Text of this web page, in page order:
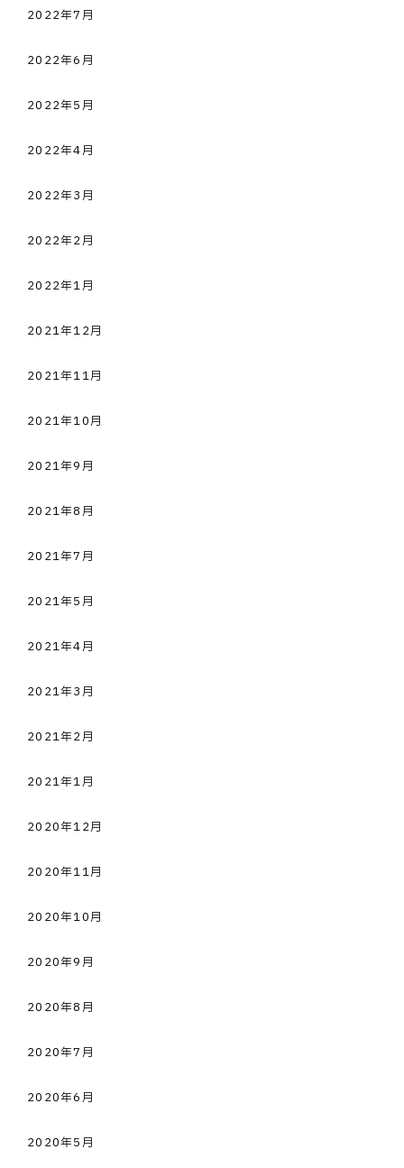
2022年7月
2022年6月
2022年5月
2022年4月
2022年3月
2022年2月
2022年1月
2021年12月
2021年11月
2021年10月
2021年9月
2021年8月
2021年7月
2021年5月
2021年4月
2021年3月
2021年2月
2021年1月
2020年12月
2020年11月
2020年10月
2020年9月
2020年8月
2020年7月
2020年6月
2020年5月